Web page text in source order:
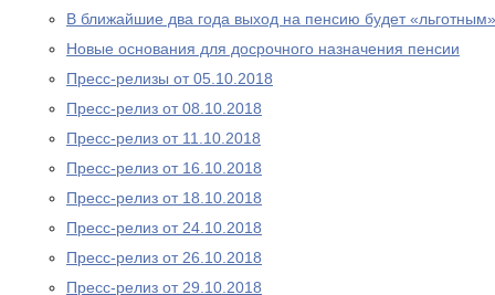
В ближайшие два года выход на пенсию будет «льготным»
Новые основания для досрочного назначения пенсии
Пресс-релизы от 05.10.2018
Пресс-релиз от 08.10.2018
Пресс-релиз от 11.10.2018
Пресс-релиз от 16.10.2018
Пресс-релиз от 18.10.2018
Пресс-релиз от 24.10.2018
Пресс-релиз от 26.10.2018
Пресс-релиз от 29.10.2018